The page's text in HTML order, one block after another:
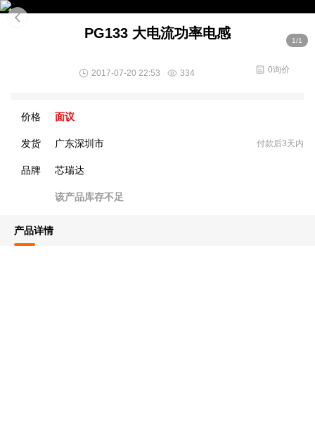
1/1
PG133 大电流功率电感
2017-07-20 22:53 334 0询价
价格 面议
发货 广东深圳市 付款后3天内
品牌 芯瑞达
该产品库存不足
产品详情